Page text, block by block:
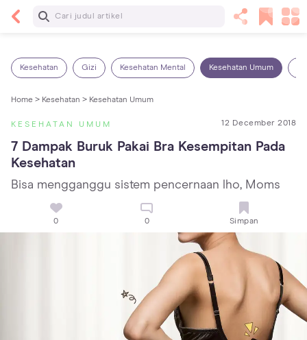
Baca Selanjutnya
Kesehatan Gizi Kesehatan Mental Kesehatan Umum
Home > Kesehatan > Kesehatan Umum
KESEHATAN UMUM 12 December 2018
7 Dampak Buruk Pakai Bra Kesempitan Pada
Kesehatan
Bisa mengganggu sistem pencernaan lho, Moms
0 0 Simpan